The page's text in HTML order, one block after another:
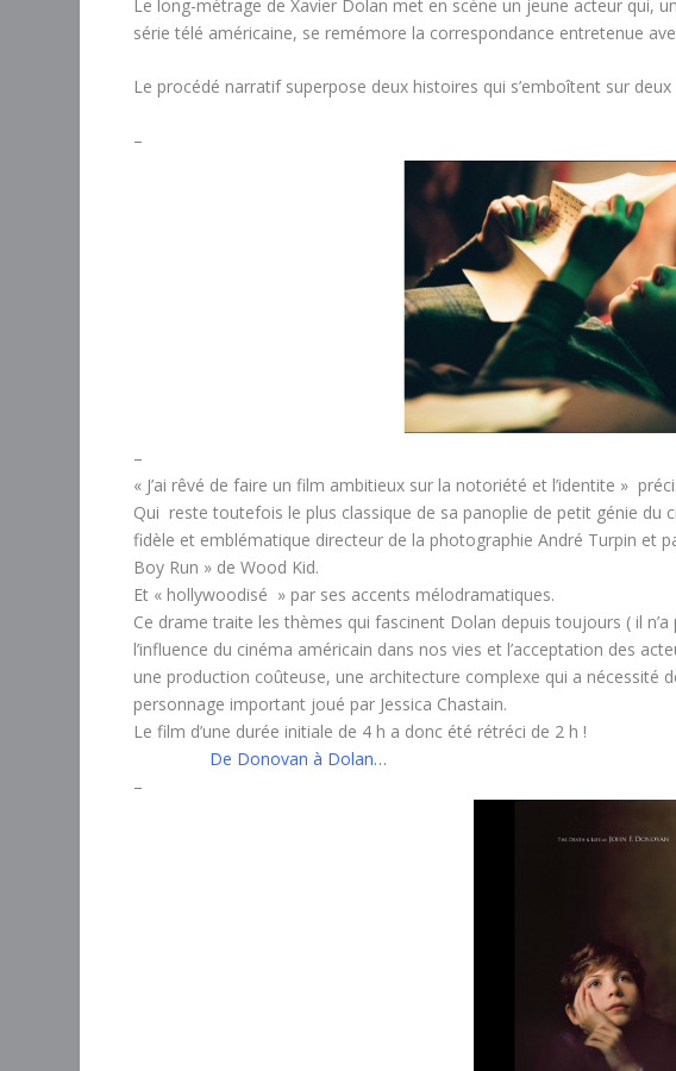
Le long-métrage de Xavier Dolan met en scène un jeune acteur qui,
série télé américaine, se remémore la correspondance entretenue
Le procédé narratif superpose deux histoires qui s’emboîtent sur
–
–
« J’ai rêvé de faire un film ambitieux sur la notoriété et l’identite »
Qui reste toutefois le plus classique de sa panoplie de petit génie du
fidèle et emblématique directeur de la photographie André Turpin et
Boy Run » de Wood Kid.
Et « hollywoodisé » par ses accents mélodramatiques.
Ce drame traite les thèmes qui fascinent Dolan depuis toujours ( il
l’influence du cinéma américain dans nos vies et l’acceptation des
une production coûteuse, une architecture complexe qui a nécessité
personnage important joué par Jessica Chastain.
Le film d’une durée initiale de 4 h a donc été rétréci de 2 h !
De Donovan à Dolan…
–